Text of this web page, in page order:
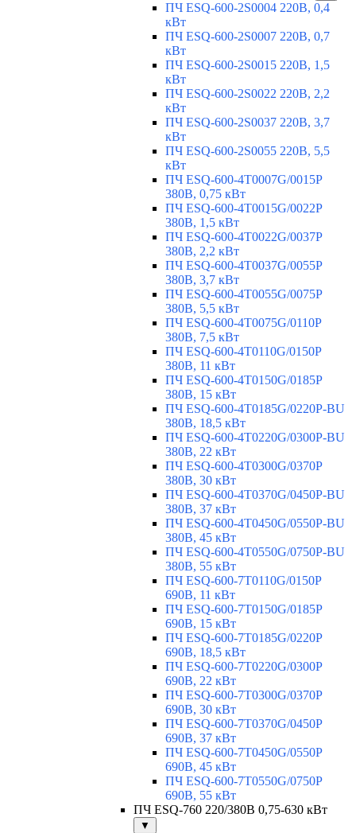
ПЧ ESQ-600-2S0004 220В, 0,4
кВт
ПЧ ESQ-600-2S0007 220В, 0,7
кВт
ПЧ ESQ-600-2S0015 220В, 1,5
кВт
ПЧ ESQ-600-2S0022 220В, 2,2
кВт
ПЧ ESQ-600-2S0037 220В, 3,7
кВт
ПЧ ESQ-600-2S0055 220В, 5,5
кВт
ПЧ ESQ-600-4T0007G/0015P
380В, 0,75 кВт
ПЧ ESQ-600-4T0015G/0022P
380В, 1,5 кВт
ПЧ ESQ-600-4T0022G/0037P
380В, 2,2 кВт
ПЧ ESQ-600-4T0037G/0055P
380В, 3,7 кВт
ПЧ ESQ-600-4T0055G/0075P
380В, 5,5 кВт
ПЧ ESQ-600-4T0075G/0110P
380В, 7,5 кВт
ПЧ ESQ-600-4T0110G/0150P
380В, 11 кВт
ПЧ ESQ-600-4T0150G/0185P
380В, 15 кВт
ПЧ ESQ-600-4T0185G/0220P-BU
380В, 18,5 кВт
ПЧ ESQ-600-4T0220G/0300P-BU
380В, 22 кВт
ПЧ ESQ-600-4T0300G/0370P
380В, 30 кВт
ПЧ ESQ-600-4T0370G/0450P-BU
380В, 37 кВт
ПЧ ESQ-600-4T0450G/0550P-BU
380В, 45 кВт
ПЧ ESQ-600-4T0550G/0750P-BU
380В, 55 кВт
ПЧ ESQ-600-7T0110G/0150P
690В, 11 кВт
ПЧ ESQ-600-7T0150G/0185P
690В, 15 кВт
ПЧ ESQ-600-7T0185G/0220P
690В, 18,5 кВт
ПЧ ESQ-600-7T0220G/0300P
690В, 22 кВт
ПЧ ESQ-600-7T0300G/0370P
690В, 30 кВт
ПЧ ESQ-600-7T0370G/0450P
690В, 37 кВт
ПЧ ESQ-600-7T0450G/0550P
690В, 45 кВт
ПЧ ESQ-600-7T0550G/0750P
690В, 55 кВт
ПЧ ESQ-760 220/380В 0,75-630 кВт
▼